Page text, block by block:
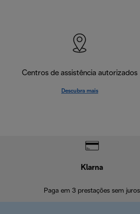
Centros de assistência autorizados
Descubra mais
Klarna
Paga em 3 prestações sem juros